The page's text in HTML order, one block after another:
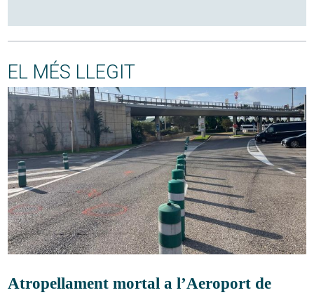
EL MÉS LLEGIT
Atropellament mortal a l’Aeroport de